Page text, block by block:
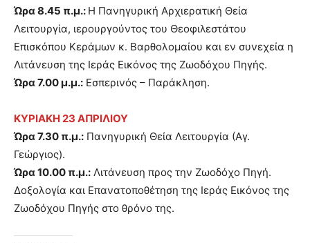
Ώρα 8.45 π.μ.: Η Πανηγυρική Αρχιερατική Θεία
Λειτουργία, ιερουργούντος του Θεοφιλεστάτου
Επισκόπου Κεράμων κ. Βαρθολομαίου και εν συνεχεία η
Λιτάνευση της Ιεράς Εικόνος της Ζωοδόχου Πηγής.
Ώρα 7.00 μ.μ.: Εσπερινός – Παράκληση.
ΚΥΡΙΑΚΗ 23 ΑΠΡΙΛΙΟΥ
Ώρα 7.30 π.μ.: Πανηγυρική Θεία Λειτουργία (Αγ.
Γεώργιος).
Ώρα 10.00 π.μ.: Λιτάνευση προς την Ζωοδόχο Πηγή.
Δοξολογία και Επανατοποθέτηση της Ιεράς Εικόνος της
Ζωοδόχου Πηγής στο θρόνο της.